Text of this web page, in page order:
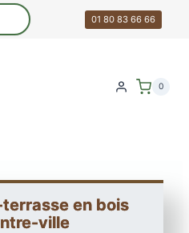
01 80 83 66 66
0
en bois
ville